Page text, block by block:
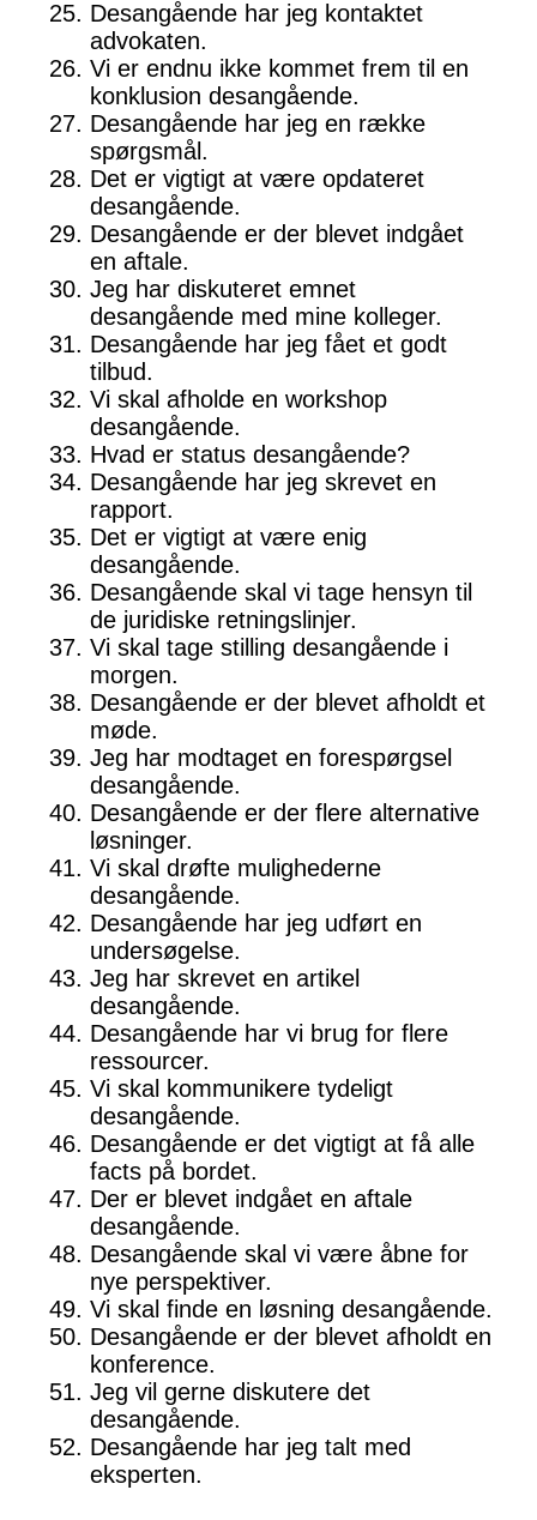
Desangående har jeg kontaktet
advokaten.
Vi er endnu ikke kommet frem til en
konklusion desangående.
Desangående har jeg en række
spørgsmål.
Det er vigtigt at være opdateret
desangående.
Desangående er der blevet indgået
en aftale.
Jeg har diskuteret emnet
desangående med mine kolleger.
Desangående har jeg fået et godt
tilbud.
Vi skal afholde en workshop
desangående.
Hvad er status desangående?
Desangående har jeg skrevet en
rapport.
Det er vigtigt at være enig
desangående.
Desangående skal vi tage hensyn til
de juridiske retningslinjer.
Vi skal tage stilling desangående i
morgen.
Desangående er der blevet afholdt et
møde.
Jeg har modtaget en forespørgsel
desangående.
Desangående er der flere alternative
løsninger.
Vi skal drøfte mulighederne
desangående.
Desangående har jeg udført en
undersøgelse.
Jeg har skrevet en artikel
desangående.
Desangående har vi brug for flere
ressourcer.
Vi skal kommunikere tydeligt
desangående.
Desangående er det vigtigt at få alle
facts på bordet.
Der er blevet indgået en aftale
desangående.
Desangående skal vi være åbne for
nye perspektiver.
Vi skal finde en løsning desangående.
Desangående er der blevet afholdt en
konference.
Jeg vil gerne diskutere det
desangående.
Desangående har jeg talt med
eksperten.